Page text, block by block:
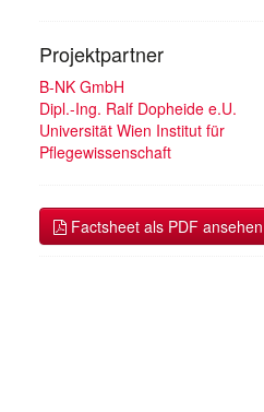
Projektpartner
B-NK GmbH
Dipl.-Ing. Ralf Dopheide e.U.
Universität Wien Institut für
Pflegewissenschaft
Factsheet als PDF ansehen